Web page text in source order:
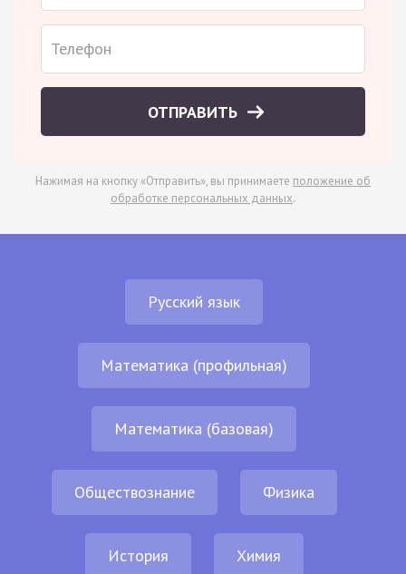
ОТПРАВИТЬ
Нажимая на кнопку «Отправить», вы принимаете положение об
обработке персональных данных.
Русский язык
Математика (профильная)
Математика (базовая)
Обществознание Физика
История Химия